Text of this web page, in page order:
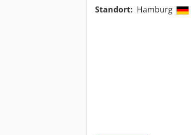
Standort: Hamburg